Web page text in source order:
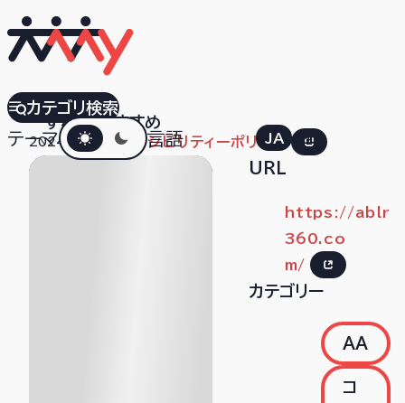
すべておすすめ
テーマダークモード言語 JA EN
カテゴリ検索
Ablr
2024.05.10 アクセシビリティーポリシー
URL
https://ablr
360.co
m/
カテゴリー
AA
コ